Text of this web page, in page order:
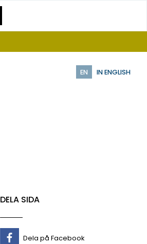
EN IN ENGLISH
DELA SIDA
Dela på Facebook